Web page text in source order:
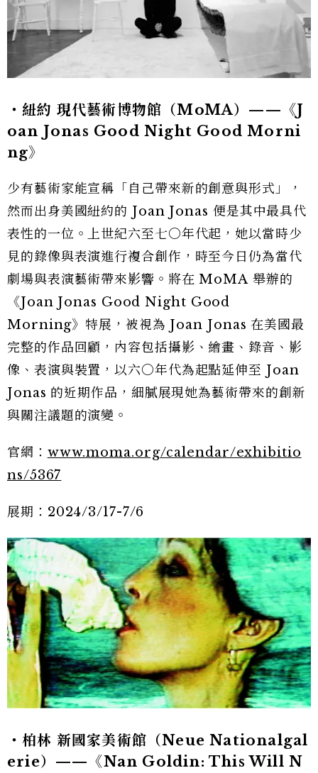
・紐約 現代藝術博物館（MoMA）——《J
oan Jonas Good Night Good Morni
ng》
少有藝術家能宣稱「自己帶來新的創意與形式」，
然而出身美國紐約的 Joan Jonas 便是其中最具代
表性的一位。上世紀六至七〇年代起，她以當時少
見的錄像與表演進行複合創作，時至今日仍為當代
劇場與表演藝術帶來影響。將在 MoMA 舉辦的
《Joan Jonas Good Night Good
Morning》特展，被視為 Joan Jonas 在美國最
完整的作品回顧，內容包括攝影、繪畫、錄音、影
像、表演與裝置，以六〇年代為起點延伸至 Joan
Jonas 的近期作品，細膩展現她為藝術帶來的創新
與關注議題的演變。
官網： www.moma.org/calendar/exhibitio
ns/5367
展期：2024/3/17-7/6
・柏林 新國家美術館（Neue Nationalgal
erie）——《Nan Goldin: This Will N